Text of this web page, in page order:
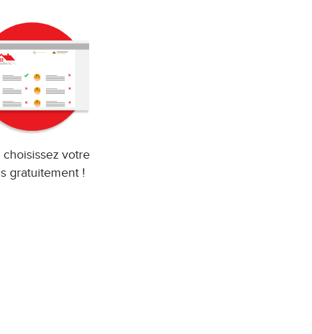
choisissez votre
gratuitement !